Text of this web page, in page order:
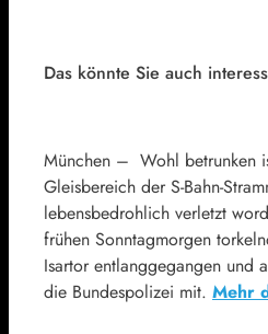
Das könnte Sie auch
München – Wohl betrunken
Gleisbereich der S-Bahn-
lebensbedrohlich verletzt
frühen Sonntagmorgen
Isartor entlanggegangen und
die Bundespolizei mit. Mehr